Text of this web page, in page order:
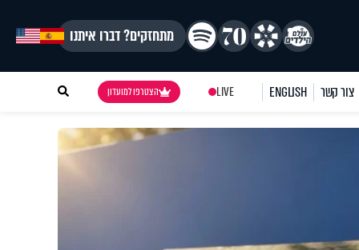
מתחזקים? דברו איתנו
צור קשר ENGLISH
LIVE הצטרפו למועדון